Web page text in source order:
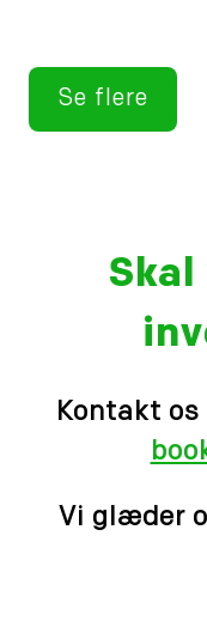
Se flere
Kontakt os
Vi glæder